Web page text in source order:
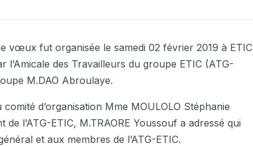
vœux fut organisée le samedi 02 février 2019 à ETIC
l’Amicale des Travailleurs du groupe ETIC (ATG-
M.DAO Abroulaye.
d’organisation Mme MOULOLO Stéphanie
l’ATG-ETIC, M.TRAORE Youssouf a adressé qui
et aux membres de l’ATG-ETIC.